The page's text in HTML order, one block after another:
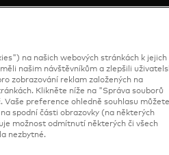
během
na našich webových stránkách k jejich
našim návštěvníkům a zlepšili
zobrazování reklam založených na
Klikněte níže na "Správa souborů
Vaše preference ohledně souhlasu můžete
spodní části obrazovky (na některých
možnost odmítnutí některých či všech
nezbytné.